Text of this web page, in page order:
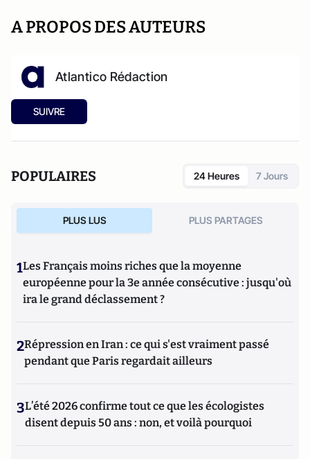
A PROPOS DES AUTEURS
Atlantico Rédaction
SUIVRE
POPULAIRES 24 Heures 7 Jours
PLUS LUS PLUS PARTAGES
1Les Français moins riches que la moyenne
européenne pour la 3e année consécutive : jusqu'où
ira le grand déclassement ?
2Répression en Iran : ce qui s'est vraiment passé
pendant que Paris regardait ailleurs
3L’été 2026 confirme tout ce que les écologistes
disent depuis 50 ans : non, et voilà pourquoi